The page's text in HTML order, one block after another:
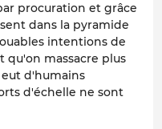
procuration et grâce
dans la pyramide
intentions de
massacre plus
d'humains
d'échelle ne sont